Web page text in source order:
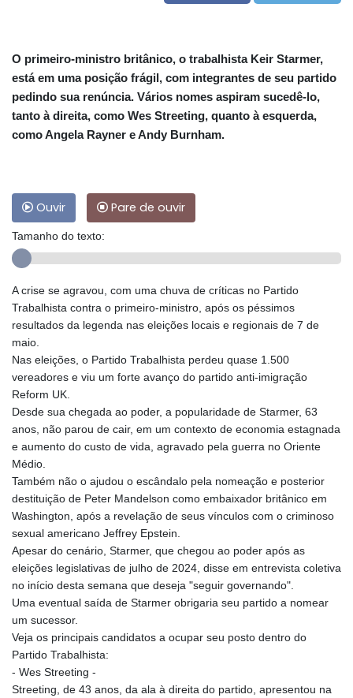
O primeiro-ministro britânico, o trabalhista Keir Starmer,
está em uma posição frágil, com integrantes de seu partido
pedindo sua renúncia. Vários nomes aspiram sucedê-lo,
tanto à direita, como Wes Streeting, quanto à esquerda,
como Angela Rayner e Andy Burnham.
Ouvir Pare de ouvir
Tamanho do texto:
A crise se agravou, com uma chuva de críticas no Partido
Trabalhista contra o primeiro-ministro, após os péssimos
resultados da legenda nas eleições locais e regionais de 7 de
maio.
Nas eleições, o Partido Trabalhista perdeu quase 1.500
vereadores e viu um forte avanço do partido anti-imigração
Reform UK.
Desde sua chegada ao poder, a popularidade de Starmer, 63
anos, não parou de cair, em um contexto de economia estagnada
e aumento do custo de vida, agravado pela guerra no Oriente
Médio.
Também não o ajudou o escândalo pela nomeação e posterior
destituição de Peter Mandelson como embaixador britânico em
Washington, após a revelação de seus vínculos com o criminoso
sexual americano Jeffrey Epstein.
Apesar do cenário, Starmer, que chegou ao poder após as
eleições legislativas de julho de 2024, disse em entrevista coletiva
no início desta semana que deseja "seguir governando".
Uma eventual saída de Starmer obrigaria seu partido a nomear
um sucessor.
Veja os principais candidatos a ocupar seu posto dentro do
Partido Trabalhista:
- Wes Streeting -
Streeting, de 43 anos, da ala à direita do partido, apresentou na